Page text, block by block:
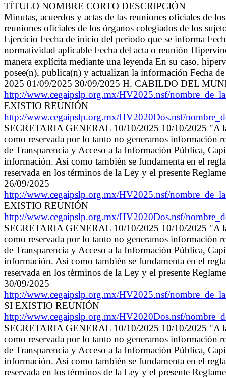
TÍTULO NOMBRE CORTO DESCRIPCIÓN
Minutas, acuerdos y actas de las reuniones oficiales de
reuniones oficiales de los órganos colegiados de los
Ejercicio Fecha de inicio del periodo que se informa
normatividad aplicable Fecha del acta o reunión
manera explícita mediante una leyenda En su caso,
posee(n), publica(n) y actualizan la información Fecha
2025 01/09/2025 30/09/2025 H. CABILDO DEL
http://www.cegaipslp.org.mx/HV2025.nsf/
EXISTIO REUNIÓN
http://www.cegaipslp.org.mx/HV2020Dos.nsf/
SECRETARIA GENERAL 10/10/2025 10/10/2025 "A
como reservada por lo tanto no generamos información
de Transparencia y Acceso a la Información Pública,
información. Así como también se fundamenta en el
reservada en los términos de la Ley y el presente
26/09/2025
http://www.cegaipslp.org.mx/HV2025.nsf/
EXISTIO REUNIÓN
http://www.cegaipslp.org.mx/HV2020Dos.nsf/
SECRETARIA GENERAL 10/10/2025 10/10/2025 "A
como reservada por lo tanto no generamos información
de Transparencia y Acceso a la Información Pública,
información. Así como también se fundamenta en el
reservada en los términos de la Ley y el presente
30/09/2025
http://www.cegaipslp.org.mx/HV2025.nsf/
SI EXISTIO REUNIÓN
http://www.cegaipslp.org.mx/HV2020Dos.nsf/
SECRETARIA GENERAL 10/10/2025 10/10/2025 "A
como reservada por lo tanto no generamos información
de Transparencia y Acceso a la Información Pública,
información. Así como también se fundamenta en el
reservada en los términos de la Ley y el presente